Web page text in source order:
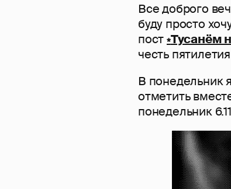
Все доброго
буду просто
пост
честь
В понедельник
отметить
понедельник